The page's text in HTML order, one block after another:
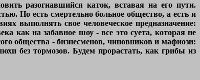
разогнавшийся каток, вставая на его пути.
Но есть смертельно больное общество, а есть и
выполнять свое человеческое предназначение:
как на забавное шоу - все это суета, которая не
общества - бизнесменов, чиновников и мафиози:
без тормозов. Будем прорастать, как грибы из